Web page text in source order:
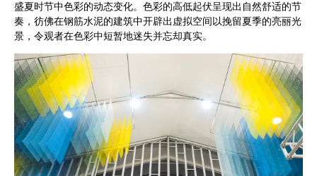
盛夏时节中色彩的动态变化。色彩的高低起伏呈现出自然舒适的节
奏，彷佛在钢筋水泥的建筑中开辟出虚拟空间以挽留夏季的亮丽光
景，令观者在色彩中短暂地迷失并忘却真实。